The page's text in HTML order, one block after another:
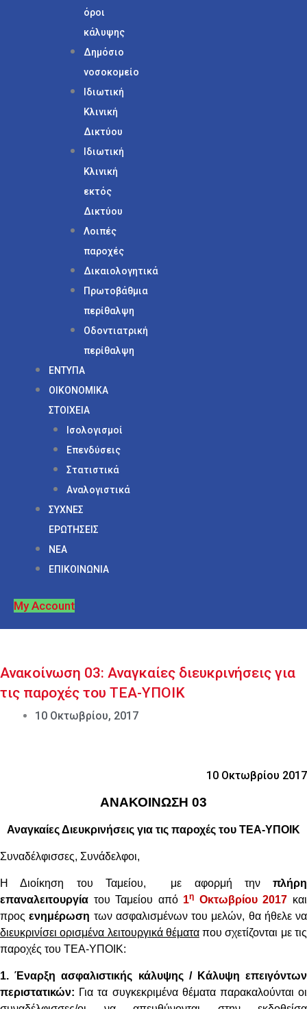
όροι
κάλυψης
Δημόσιο
νοσοκομείο
Ιδιωτική
Κλινική
Δικτύου
Ιδιωτική
Κλινική
εκτός
Δικτύου
Λοιπές
παροχές
Δικαιολογητικά
Πρωτοβάθμια
περίθαλψη
Οδοντιατρική
περίθαλψη
ΕΝΤΥΠΑ
ΟΙΚΟΝΟΜΙΚΑ
ΣΤΟΙΧΕΙΑ
Ισολογισμοί
Επενδύσεις
Στατιστικά
Αναλογιστικά
ΣΥΧΝΕΣ
ΕΡΩΤΗΣΕΙΣ
ΝΕΑ
ΕΠΙΚΟΙΝΩΝΙΑ
My Account
Ανακοίνωση 03: Αναγκαίες διευκρινήσεις για
τις παροχές του ΤΕΑ-ΥΠΟΙΚ
10 Οκτωβρίου, 2017
10 Οκτωβρίου 2017
ΑΝΑΚΟΙΝΩΣΗ 03
Αναγκαίες Διευκρινήσεις για τις παροχές του ΤΕΑ-ΥΠΟΙΚ
Συναδέλφισσες, Συνάδελφοι,
Η Διοίκηση του Ταμείου, με αφορμή την πλήρη
επαναλειτουργία του Ταμείου από 1η Οκτωβρίου 2017 και
προςενημέρωση των ασφαλισμένων του μελών, θα ήθελε να
διευκρινίσει ορισμένα λειτουργικά θέματαπου σχετίζονται με τις
παροχές του ΤΕΑ-ΥΠΟΙΚ:
1. Έναρξη ασφαλιστικής κάλυψης / Κάλυψη επειγόντων
περιστατικών: Για τα συγκεκριμένα θέματα παρακαλούνται οι